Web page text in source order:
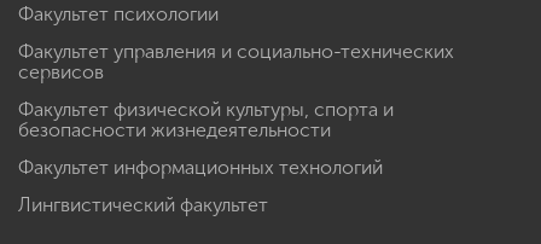
Факультет психологии
Факультет управления и социально-технических
сервисов
Факультет физической культуры, спорта и
безопасности жизнедеятельности
Факультет информационных технологий
Лингвистический факультет